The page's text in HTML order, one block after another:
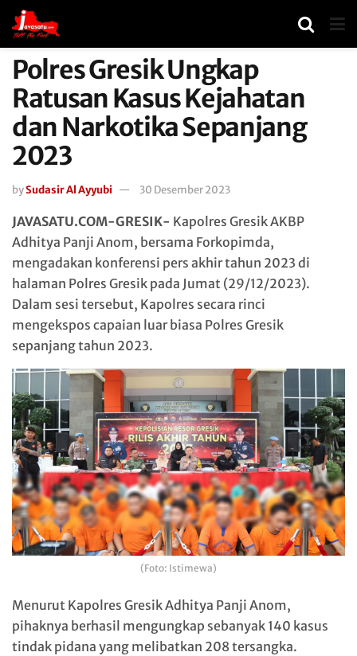
Polres Gresik Ungkap
Ratusan Kasus Kejahatan
dan Narkotika Sepanjang
2023
bySudasir Al Ayyubi 30 Desember 2023
JAVASATU.COM-GRESIK- Kapolres Gresik AKBP
Adhitya Panji Anom, bersama Forkopimda,
mengadakan konferensi pers akhir tahun 2023 di
halaman Polres Gresik pada Jumat (29/12/2023).
Dalam sesi tersebut, Kapolres secara rinci
mengekspos capaian luar biasa Polres Gresik
sepanjang tahun 2023.
(Foto: Istimewa)
Menurut Kapolres Gresik Adhitya Panji Anom,
pihaknya berhasil mengungkap sebanyak 140 kasus
tindak pidana yang melibatkan 208 tersangka.